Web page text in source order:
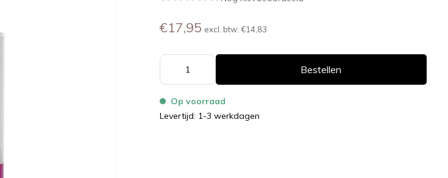
€17,95 excl. btw: €14,83
Bestellen
Op voorraad
Levertijd: 1-3 werkdagen